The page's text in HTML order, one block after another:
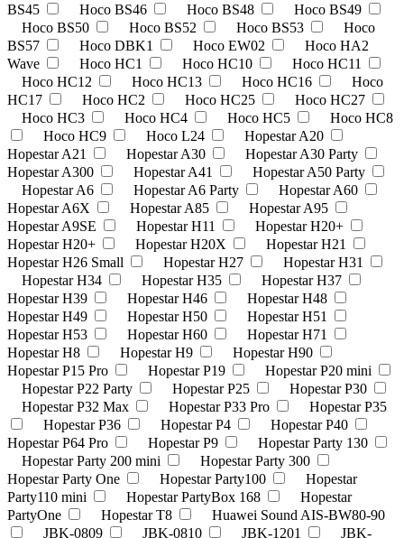
BS45
Hoco BS46 Hoco BS48
Hoco BS49
Hoco BS50
Hoco BS52 Hoco BS53
Hoco
BS57
Hoco DBK1 Hoco EW02
Hoco HA2
Wave
Hoco HC1 Hoco HC10
Hoco HC11
Hoco HC12
Hoco HC13 Hoco HC16
Hoco
HC17
Hoco HC2 Hoco HC25
Hoco HC27
Hoco HC3
Hoco HC4 Hoco HC5
Hoco HC8
Hoco HC9
Hoco L24
Hopestar A20
Hopestar A21
Hopestar A30
Hopestar A30 Party
Hopestar A300
Hopestar A41
Hopestar A50 Party
Hopestar A6
Hopestar A6 Party
Hopestar A60
Hopestar A6X
Hopestar A85
Hopestar A95
Hopestar A9SE
Hopestar H11
Hopestar H20+
Hopestar H20+
Hopestar H20X
Hopestar H21
Hopestar H26 Small
Hopestar H27
Hopestar H31
Hopestar H34
Hopestar H35
Hopestar H37
Hopestar H39
Hopestar H46
Hopestar H48
Hopestar H49
Hopestar H50
Hopestar H51
Hopestar H53
Hopestar H60
Hopestar H71
Hopestar H8
Hopestar H9
Hopestar H90
Hopestar P15 Pro
Hopestar P19
Hopestar P20 mini
Hopestar P22 Party
Hopestar P25
Hopestar P30
Hopestar P32 Max
Hopestar P33 Pro
Hopestar P35
Hopestar P36
Hopestar P4
Hopestar P40
Hopestar P64 Pro
Hopestar P9
Hopestar Party 130
Hopestar Party 200 mini
Hopestar Party 300
Hopestar Party One
Hopestar Party100
Hopestar
Party110 mini
Hopestar PartyBox 168
Hopestar
PartyOne
Hopestar T8
Huawei Sound AIS-BW80-90
JBK-0809
JBK-0810 JBK-1201 JBK-